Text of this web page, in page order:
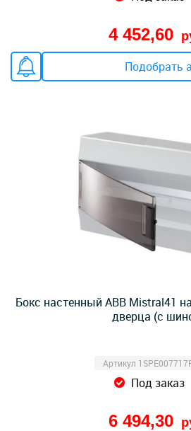
4 452,60
Подобрать
Бокс настенный ABB Mistral41
дверца (с
Артикул
Под заказ
6 494,30